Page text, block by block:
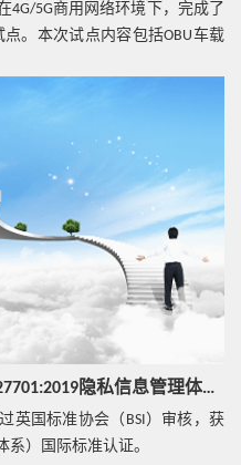
5G商用网络环境下，完成了
。本次试点内容包括OBU车载
中兴通讯核心网产品获ISO/IEC27701:2019隐私信息管理体系国际标准认证
英国标准协会（BSI）审核，获
系）国际标准认证。